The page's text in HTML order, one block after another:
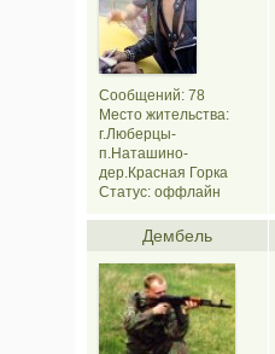
Сообщений: 78
Место жительства:
г.Люберцы-
п.Наташино-
дер.Красная Горка
Статус: оффлайн
Дембель